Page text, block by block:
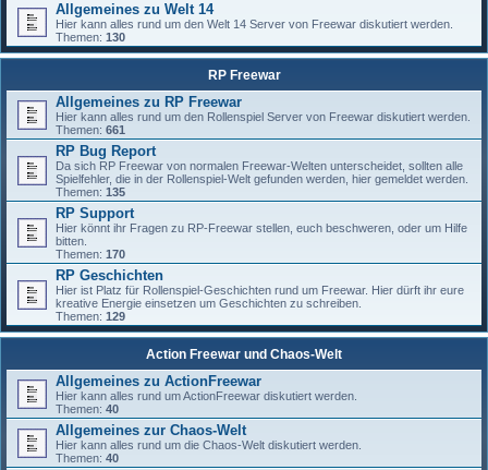
Allgemeines zu Welt 14
Hier kann alles rund um den Welt 14 Server von Freewar diskutiert werden.
Themen: 130
RP Freewar
Allgemeines zu RP Freewar
Hier kann alles rund um den Rollenspiel Server von Freewar diskutiert werden.
Themen: 661
RP Bug Report
Da sich RP Freewar von normalen Freewar-Welten unterscheidet, sollten alle
Spielfehler, die in der Rollenspiel-Welt gefunden werden, hier gemeldet werden.
Themen: 135
RP Support
Hier könnt ihr Fragen zu RP-Freewar stellen, euch beschweren, oder um Hilfe
bitten.
Themen: 170
RP Geschichten
Hier ist Platz für Rollenspiel-Geschichten rund um Freewar. Hier dürft ihr eure
kreative Energie einsetzen um Geschichten zu schreiben.
Themen: 129
Action Freewar und Chaos-Welt
Allgemeines zu ActionFreewar
Hier kann alles rund um ActionFreewar diskutiert werden.
Themen: 40
Allgemeines zur Chaos-Welt
Hier kann alles rund um die Chaos-Welt diskutiert werden.
Themen: 40